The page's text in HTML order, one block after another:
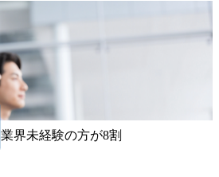
し、戦略立案からその実行ま
おります。 業界を代表する大
手企業を中心としたクライア
ントに対し、テクノロジーを
活用した経営課題解決を支援
するコンサルティングサービ
スに従事いただきます。 ま
た、組織の柔軟性が高いた
め、希望があればメンバーク
ラスであっても案件獲得に向
業界未経験の方が8割